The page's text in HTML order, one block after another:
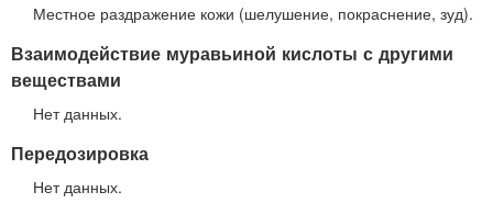
Местное раздражение кожи (шелушение, покраснение, зуд).
Взаимодействие муравьиной кислоты с другими
веществами
Нет данных.
Передозировка
Нет данных.